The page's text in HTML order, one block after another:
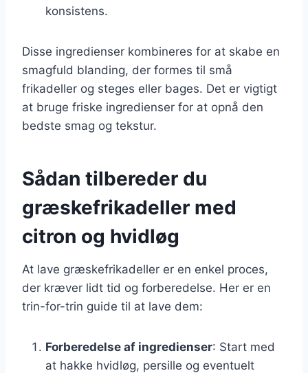
konsistens.
Disse ingredienser kombineres for at skabe en
smagfuld blanding, der formes til små
frikadeller og steges eller bages. Det er vigtigt
at bruge friske ingredienser for at opnå den
bedste smag og tekstur.
Sådan tilbereder du
græskefrikadeller med
citron og hvidløg
At lave græskefrikadeller er en enkel proces,
der kræver lidt tid og forberedelse. Her er en
trin-for-trin guide til at lave dem:
Forberedelse af ingredienser: Start med
at hakke hvidløg, persille og eventuelt